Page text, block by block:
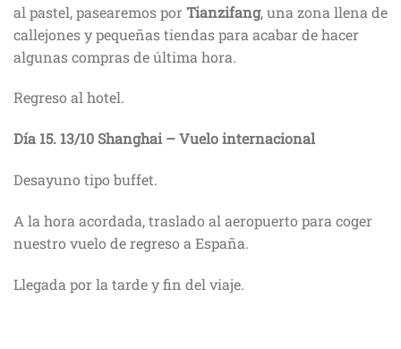
al pastel, pasearemos por Tianzifang, una zona llena de
callejones y pequeñas tiendas para acabar de hacer
algunas compras de última hora.
Regreso al hotel.
Día 15. 13/10 Shanghai – Vuelo internacional
Desayuno tipo buffet.
A la hora acordada, traslado al aeropuerto para coger
nuestro vuelo de regreso a España.
Llegada por la tarde y fin del viaje.